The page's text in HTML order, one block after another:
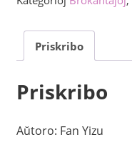
popolaj
rakontoj
Priskribo
Priskribo
Aŭtoro: Fan Yizu